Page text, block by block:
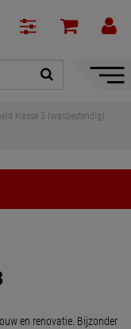
klasse 3 (wasbestendig)
en renovatie. Bijzonder